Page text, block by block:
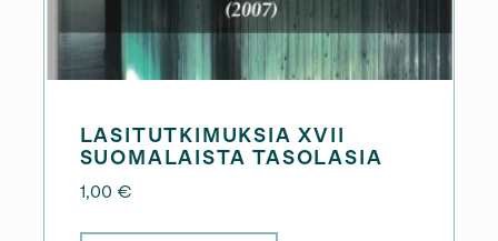
LASITUTKIMUKSIA XVII
SUOMALAISTA TASOLASIA
1,00 €